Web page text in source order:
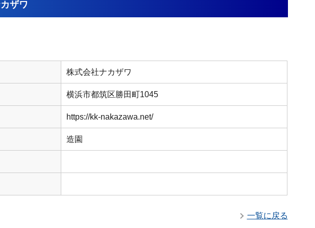
ザワ
株式会社ナカザワ
横浜市都筑区勝田町1045
https://kk-nakazawa.net/
造園
一覧に戻る